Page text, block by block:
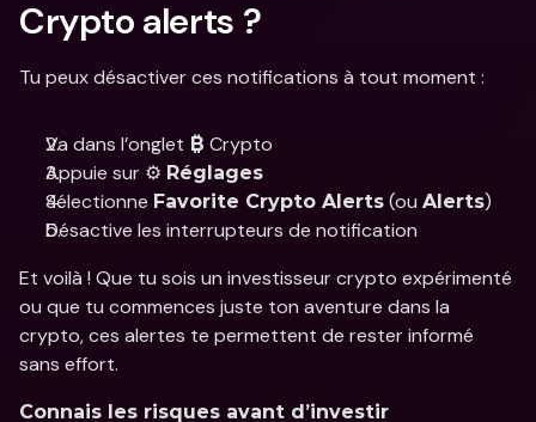
Crypto alerts ?
Tu peux désactiver ces notifications à tout moment :
Va dans l’onglet ₿ Crypto
Appuie sur ⚙️ Réglages
Sélectionne Favorite Crypto Alerts (ou Alerts)
Désactive les interrupteurs de notification
Et voilà ! Que tu sois un investisseur crypto expérimenté
ou que tu commences juste ton aventure dans la
crypto, ces alertes te permettent de rester informé
sans effort.
Connais les risques avant d’investir